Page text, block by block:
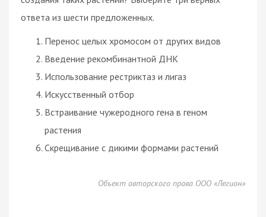
ответа из шести предложенных.
Перенос целых хромосом от других видов
Введение рекомбинантной ДНК
Использование рестриктаз и лигаз
Искусственный отбор
Встраивание чужеродного гена в геном
растения
Скрещивание с дикими формами растений
Объект авторского права ООО «Легион»